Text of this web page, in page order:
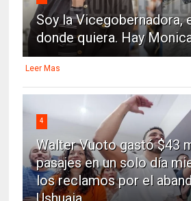
Soy la Vicegobernadora,
donde quiera. Hay
Leer Mas
4
Walter Vuoto gastó $43
pasajes en un solo día
los reclamos por el